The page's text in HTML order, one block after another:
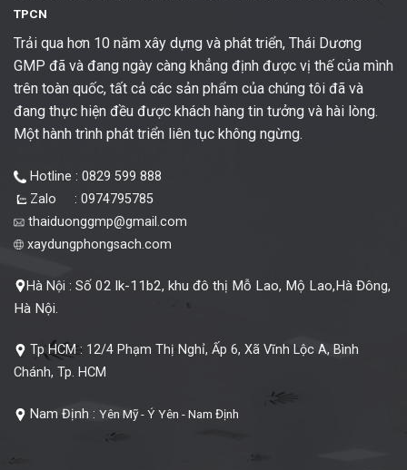
TPCN
Trải qua hơn 10 năm xây dựng và phát triển, Thái Dương
GMP đã và đang ngày càng khẳng định được vị thế của mình
trên toàn quốc, tất cả các sản phẩm của chúng tôi đã và
đang thực hiện đều được khách hàng tin tưởng và hài lòng.
Một hành trình phát triển liên tục không ngừng.
Hotline : 0829 599 888
Zalo : 0974795785
thaiduonggmp@gmail.com
xaydungphongsach.com
Hà Nội : Số 02 lk-11b2, khu đô thị Mỗ Lao, Mộ Lao,Hà Đông,
Hà Nội.
Tp HCM : 12/4 Phạm Thị Nghỉ, Ấp 6, Xã Vĩnh Lộc A, Bình
Chánh, Tp. HCM
Nam Định : Yên Mỹ - Ý Yên - Nam Định